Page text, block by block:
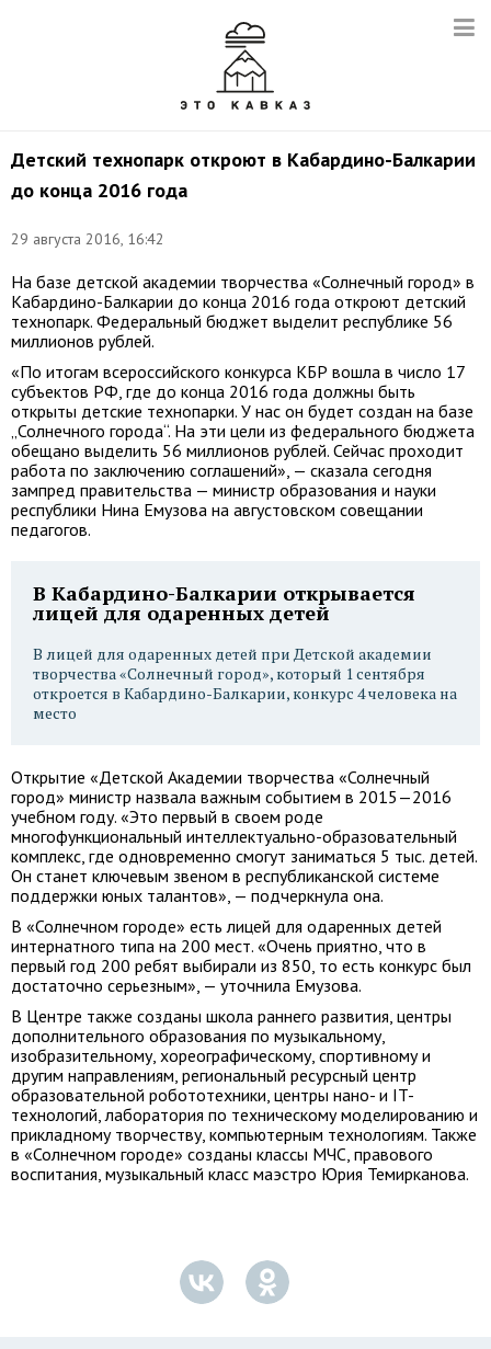
Детский технопарк откроют в Кабардино-Балкарии
до конца 2016 года
29 августа 2016, 16:42
На базе детской академии творчества «Солнечный город» в
Кабардино-Балкарии до конца 2016 года откроют детский
технопарк. Федеральный бюджет выделит республике 56
миллионов рублей.
«По итогам всероссийского конкурса КБР вошла в число 17
субъектов РФ, где до конца 2016 года должны быть
открыты детские технопарки. У нас он будет создан на базе
„Солнечного города“. На эти цели из федерального бюджета
обещано выделить 56 миллионов рублей. Сейчас проходит
работа по заключению соглашений», — сказала сегодня
зампред правительства — министр образования и науки
республики Нина Емузова на августовском совещании
педагогов.
В Кабардино-Балкарии открывается
лицей для одаренных детей
В лицей для одаренных детей при Детской академии
творчества «Солнечный город», который 1 сентября
откроется в Кабардино-Балкарии, конкурс 4 человека на
место
Открытие «Детской Академии творчества «Солнечный
город» министр назвала важным событием в 2015—2016
учебном году. «Это первый в своем роде
многофункциональный интеллектуально-образовательный
комплекс, где одновременно смогут заниматься 5 тыс. детей.
Он станет ключевым звеном в республиканской системе
поддержки юных талантов», — подчеркнула она.
В «Солнечном городе» есть лицей для одаренных детей
интернатного типа на 200 мест. «Очень приятно, что в
первый год 200 ребят выбирали из 850, то есть конкурс был
достаточно серьезным», — уточнила Емузова.
В Центре также созданы школа раннего развития, центры
дополнительного образования по музыкальному,
изобразительному, хореографическому, спортивному и
другим направлениям, региональный ресурсный центр
образовательной робототехники, центры нано- и IT-
технологий, лаборатория по техническому моделированию и
прикладному творчеству, компьютерным технологиям. Также
в «Солнечном городе» созданы классы МЧС, правового
воспитания, музыкальный класс маэстро Юрия Темирканова.